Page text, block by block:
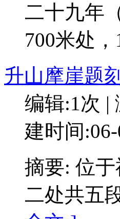
二十九年
700米处
升山摩崖题刻
编辑:1次 |
建时间
摘要: 位
二处共五